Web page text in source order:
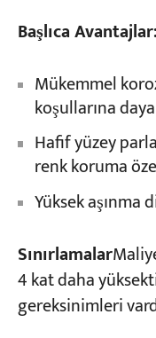
Başlıca Avantajlar:
Mükemmel
koşullarına
Hafif yüzey
renk koruma
Yüksek aşınma
Sınırlamalar
4 kat daha
gereksinimleri